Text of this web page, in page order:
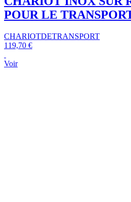
POUR LE
CHARIOTDETRANSPORT
119,70 €
Voir